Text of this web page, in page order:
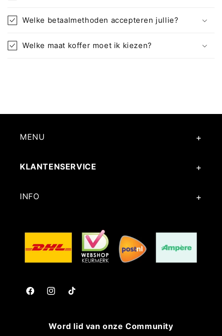
Welke betaalmethoden accepteren jullie?
Welke maat koffer moet ik kiezen?
MENU
KLANTENSERVICE
INFO
FacebookInstagramTikTok
Word lid van onze Community